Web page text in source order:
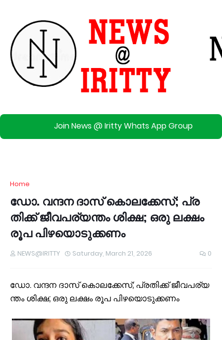
Join News @ Iritty Whats App Group
Home
ഡോ. ​വ​ന്ദ​ന ദാ​സ് കൊ​ല​ക്കേ​സ്; പ്ര​
തി​ക്ക് ജീ​വ​പ​ര്യ​ന്തം ശി​ക്ഷ; ഒ​രു ല​ക്ഷം
രൂ​പ​ പി​ഴ​യൊ​ടു​ക്ക​ണം
NEWS@IRITTY Saturday, March 21, 2026 0
ഡോ. ​വ​ന്ദ​ന ദാ​സ് കൊ​ല​ക്കേ​സ്; പ്ര​തി​ക്ക് ജീ​വ​പ​ര്യ​
ന്തം ശി​ക്ഷ; ഒ​രു ല​ക്ഷം രൂ​പ​ പി​ഴ​യൊ​ടു​ക്ക​ണം